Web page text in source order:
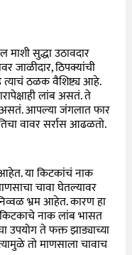
माशी सुद्धा उठावदार
जाळीदार, ठिपक्यांची
ठळक वैशिष्ट्य आहे.
लांब असतं. ते
आपल्या जंगलात फार
वावर सर्रास आढळतो.
या किटकांचं नाक
चावा घेतल्यावर
भ्रम आहेत. कारण हा
नाक लांब भासत
उपयोग ते फक्त झाड्याच्या
तो माणसाला चावाच